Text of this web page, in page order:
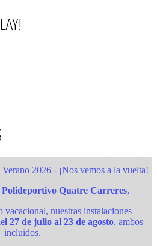
2026 - ¡Nos vemos a la vuelta!
Polideportivo Quatre Carreres,
nuestras instalaciones
27 de julio al 23 de agosto, ambos
incluidos.